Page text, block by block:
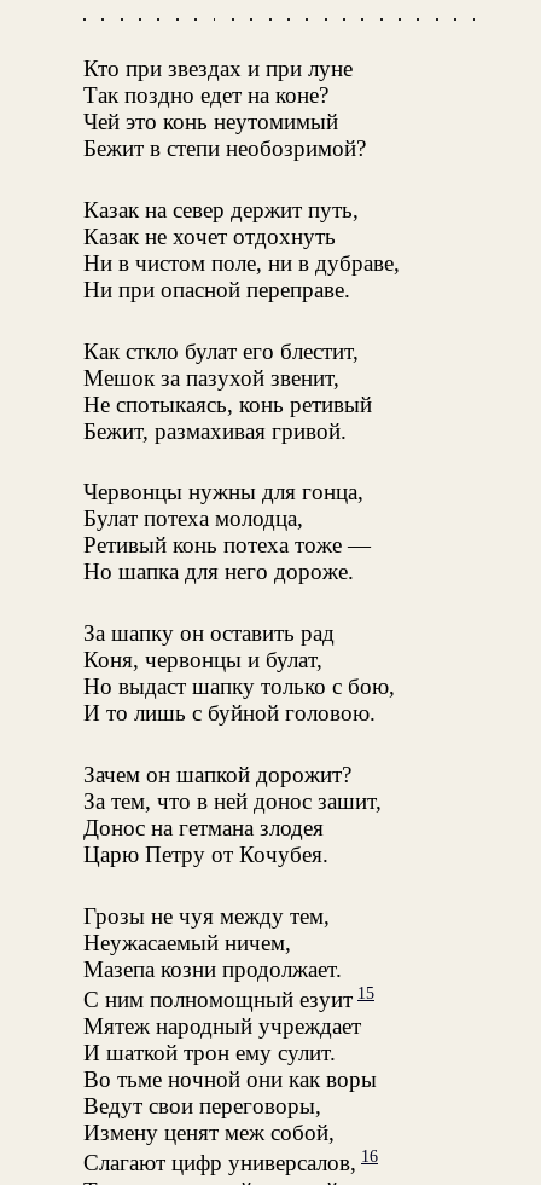
Кто при звездах и при луне
Так поздно едет на коне?
Чей это конь неутомимый
Бежит в степи необозримой?
Казак на север держит путь,
Казак не хочет отдохнуть
Ни в чистом поле, ни в дубраве,
Ни при опасной переправе.
Как сткло булат его блестит,
Мешок за пазухой звенит,
Не спотыкаясь, конь ретивый
Бежит, размахивая гривой.
Червонцы нужны для гонца,
Булат потеха молодца,
Ретивый конь потеха тоже —
Но шапка для него дороже.
За шапку он оставить рад
Коня, червонцы и булат,
Но выдаст шапку только с бою,
И то лишь с буйной головою.
Зачем он шапкой дорожит?
За тем, что в ней донос зашит,
Донос на гетмана злодея
Царю Петру от Кочубея.
Грозы не чуя между тем,
Неужасаемый ничем,
Мазепа козни продолжает.
С ним полномощный езуит 15
Мятеж народный учреждает
И шаткой трон ему сулит.
Во тьме ночной они как воры
Ведут свои переговоры,
Измену ценят меж собой,
Слагают цифр универсалов, 16